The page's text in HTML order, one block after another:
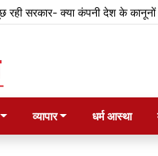
क्या कंपनी देश के कानूनों का
व्यापार धर्म आस्था